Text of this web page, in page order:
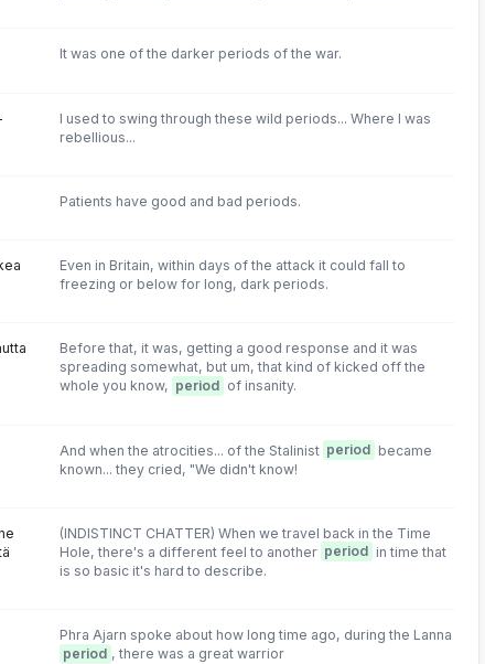
It was one of the darker periods of the war.
I used to swing through these wild periods... Where I was
rebellious...
Patients have good and bad periods.
Even in Britain, within days of the attack it could fall to
freezing or below for long, dark periods.
Before that, it was, getting a good response and it was
spreading somewhat, but um, that kind of kicked off the
whole you know, period of insanity.
And when the atrocities... of the Stalinist period became
known... they cried, "We didn't know!
(INDISTINCT CHATTER) When we travel back in the Time
Hole, there's a different feel to another period
in time that
is so basic it's hard to describe.
Phra Ajarn spoke about how long time ago, during the Lanna
period , there was a great warrior